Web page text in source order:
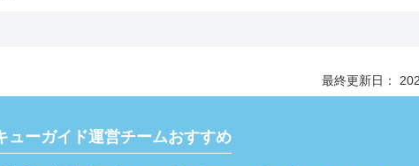
最終更新日：
ューガイド運営チームおすすめ